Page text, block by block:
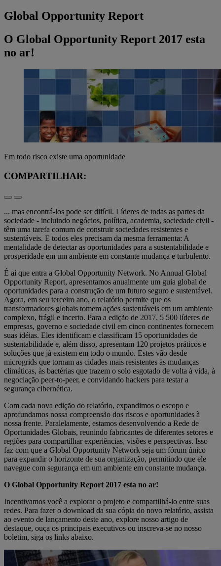
Global Opportunity Report
O Global Opportunity Report 2017 esta
no ar!
Em todo risco existe uma oportunidade
COMPARTILHAR:
... mas encontrá-los pode ser difícil. Líderes de todas as partes da
sociedade - incluindo negócios, política, academia, sociedade civil -
têm uma tarefa comum de construir sociedades resistentes e
sustentáveis. E todos eles precisam da mesma ferramenta: A
mentalidade de detectar as oportunidades para a sustentabilidade e
prosperidade em um ambiente em constante mudança e turbulento.
É aí que entra a Global Opportunity Network. No Annual Global
Opportunity Report, apresentamos anualmente um guia global de
oportunidades para a construção de um futuro seguro e sustentável.
Agora, em seu terceiro ano, o relatório permite que os
transformadores globais tomem ações sustentáveis em um ambiente
complexo, frágil e incerto. Para a edição de 2017, 5 500 líderes de
empresas, governo e sociedade civil em cinco continentes fornecem
suas idéias. Eles identificam e classificam 15 oportunidades de
sustentabilidade e, além disso, apresentam 120 projetos práticos e
soluções que já existem em todo o mundo. Estes vão desde
microgrids que tornam as cidades mais resistentes às mudanças
climáticas, às bactérias que trazem o solo esgotado de volta à vida, à
negociação peer-to-peer, e convidando hackers para testar a
segurança cibernética.
Com cada nova edição do relatório, expandimos o escopo e
aprofundamos nossa compreensão dos riscos e oportunidades à
nossa frente. Paralelamente, estamos desenvolvendo a Rede de
Oportunidades Globais, reunindo fabricantes de diferentes setores e
regiões para compartilhar experiências, visões e perspectivas. Isso
faz com que a Global Opportunity Network seja um fórum único
para expandir o horizonte de sua organização, permitindo que ele
navegue com segurança em um ambiente em constante mudança.
O Global Opportunity Report 2017 esta no ar!
Incentivamos você a explorar o projeto e compartilhá-lo entre suas
redes. Para fazer o download da sua cópia do novo relatório, assista
ao evento de lançamento deste ano, explore nosso artigo de
destaque, ouça os principais executivos ou inscreva-se no nosso
boletim, siga os links abaixo.